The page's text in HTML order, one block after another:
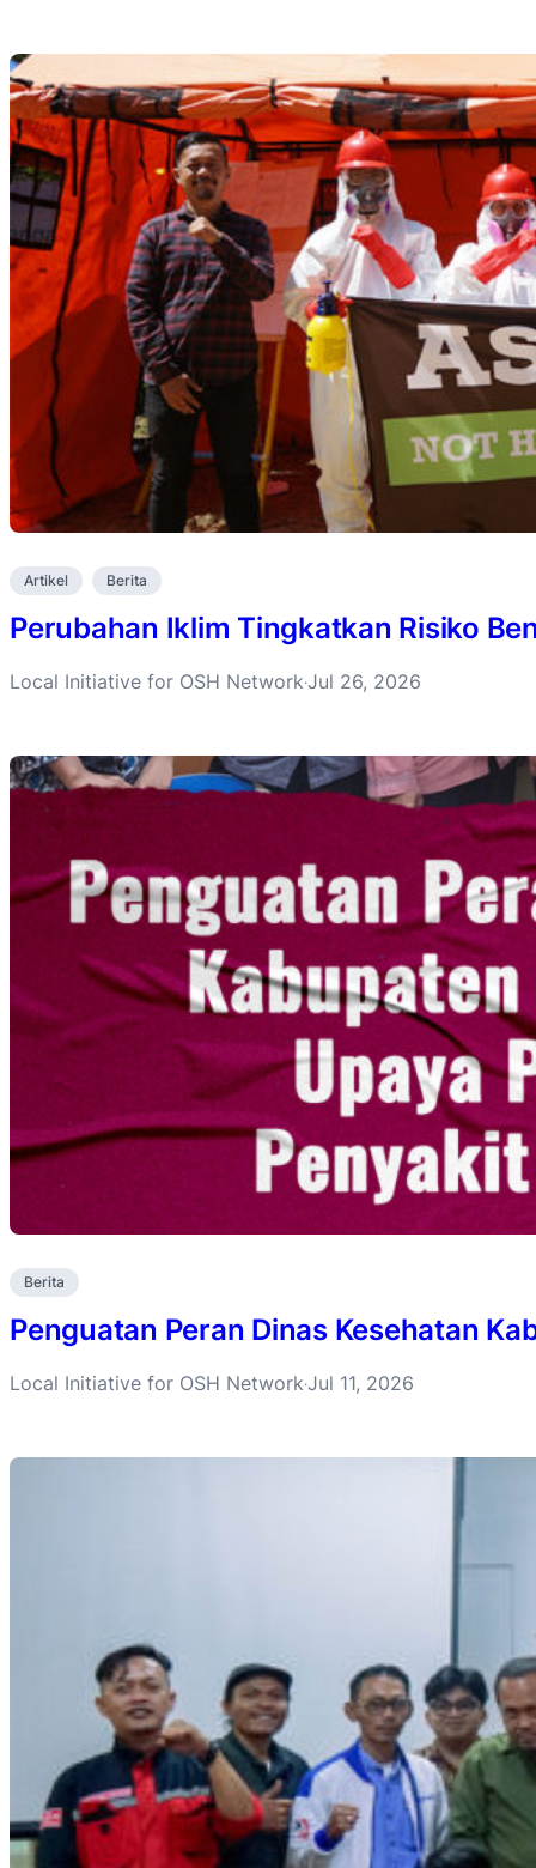
Artikel Berita
Perubahan Iklim Tingkatkan Risiko
Local Initiative for OSH Network·Jul 26, 2026
Berita
Penguatan Peran Dinas Kesehatan
Local Initiative for OSH Network·Jul 11, 2026